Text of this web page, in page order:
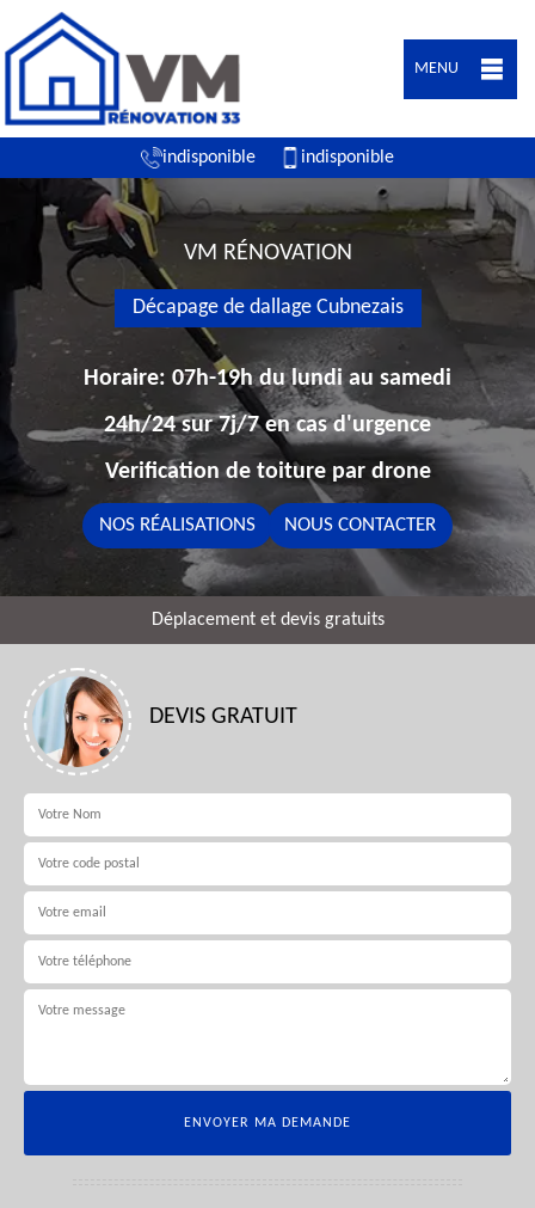
MENU
indisponible indisponible
VM RÉNOVATION
Décapage de dallage Cubnezais
Horaire: 07h-19h du lundi au samedi
24h/24 sur 7j/7 en cas d'urgence
Verification de toiture par drone
NOS RÉALISATIONS NOUS CONTACTER
Déplacement et devis gratuits
DEVIS GRATUIT